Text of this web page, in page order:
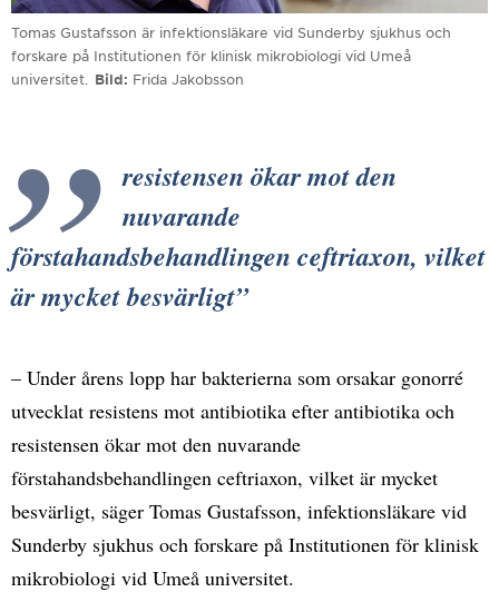
Tomas Gustafsson är infektionsläkare vid Sunderby sjukhus och
forskare på Institutionen för klinisk mikrobiologi vid Umeå
universitet.
Bild Frida Jakobsson
resistensen ökar mot den
nuvarande
förstahandsbehandlingen ceftriaxon, vilket
är mycket besvärligt
– Under årens lopp har bakterierna som orsakar gonorré
utvecklat resistens mot antibiotika efter antibiotika och
resistensen ökar mot den nuvarande
förstahandsbehandlingen ceftriaxon, vilket är mycket
besvärligt, säger Tomas Gustafsson, infektionsläkare vid
Sunderby sjukhus och forskare på Institutionen för klinisk
mikrobiologi vid Umeå universitet.